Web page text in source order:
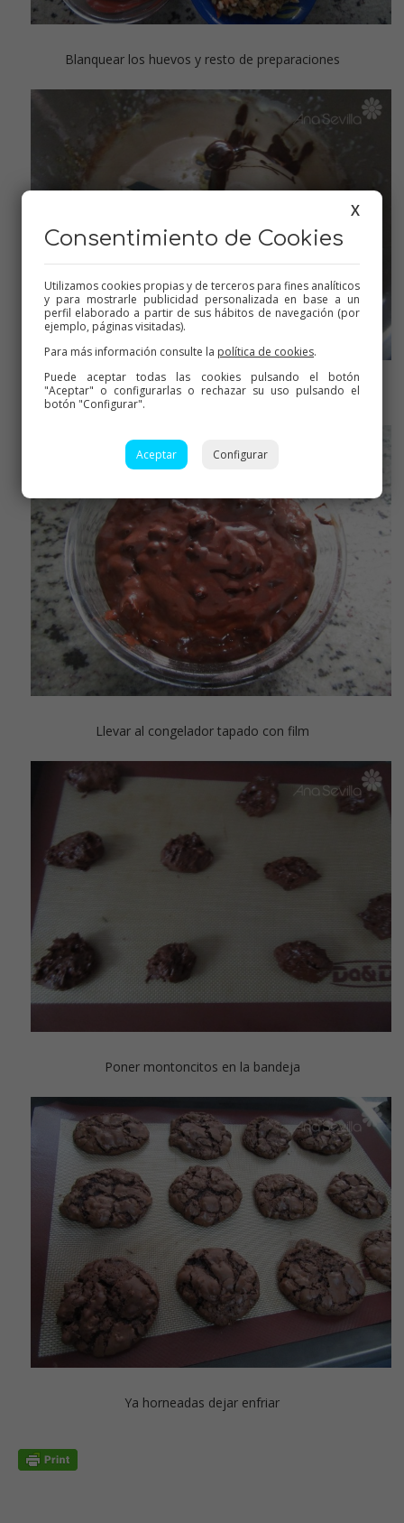
Blanquear los huevos y resto de preparaciones
Mezclamos
Llevar al congelador tapado con film
Poner montoncitos en la bandeja
Ya horneadas dejar enfriar
X
Consentimiento de Cookies
Utilizamos cookies propias y de terceros para fines analíticos
y para mostrarle publicidad personalizada en base a un
perfil elaborado a partir de sus hábitos de navegación (por
ejemplo, páginas visitadas).
Para más información consulte la política de cookies.
Puede aceptar todas las cookies pulsando el botón
"Aceptar" o configurarlas o rechazar su uso pulsando el
botón "Configurar".
Aceptar Configurar